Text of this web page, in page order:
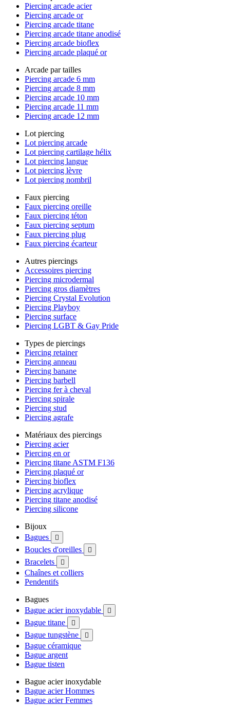
Piercing arcade acier
Piercing arcade or
Piercing arcade titane
Piercing arcade titane anodisé
Piercing arcade bioflex
Piercing arcade plaqué or
Arcade par tailles
Piercing arcade 6 mm
Piercing arcade 8 mm
Piercing arcade 10 mm
Piercing arcade 11 mm
Piercing arcade 12 mm
Lot piercing
Lot piercing arcade
Lot piercing cartilage hélix
Lot piercing langue
Lot piercing lèvre
Lot piercing nombril
Faux piercing
Faux piercing oreille
Faux piercing téton
Faux piercing septum
Faux piercing plug
Faux piercing écarteur
Autres piercings
Accessoires piercing
Piercing microdermal
Piercing gros diamètres
Piercing Crystal Evolution
Piercing Playboy
Piercing surface
Piercing LGBT & Gay Pride
Types de piercings
Piercing retainer
Piercing anneau
Piercing banane
Piercing barbell
Piercing fer à cheval
Piercing spirale
Piercing stud
Piercing agrafe
Matériaux des piercings
Piercing acier
Piercing en or
Piercing titane ASTM F136
Piercing plaqué or
Piercing bioflex
Piercing acrylique
Piercing titane anodisé
Piercing silicone
Bijoux
Bagues

Boucles d'oreilles 
Bracelets 
Chaînes et colliers
Pendentifs
Bagues
Bague acier inoxydable

Bague titane 
Bague tungstène 
Bague céramique
Bague argent
Bague tisten
Bague acier inoxydable
Bague acier Hommes
Bague acier Femmes